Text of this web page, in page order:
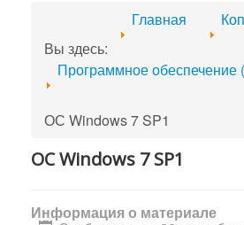
Вы здесь:
Главная
Программное обеспечение
ОС Windows 7 SP1
ОС Windows 7 SP1
Информация о материале